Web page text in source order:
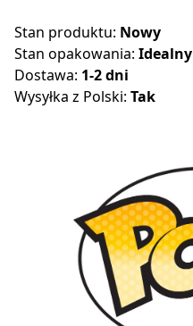
Stan produktu: Nowy
Stan opakowania: Idealny
Dostawa: 1-2 dni
Wysyłka z Polski: Tak